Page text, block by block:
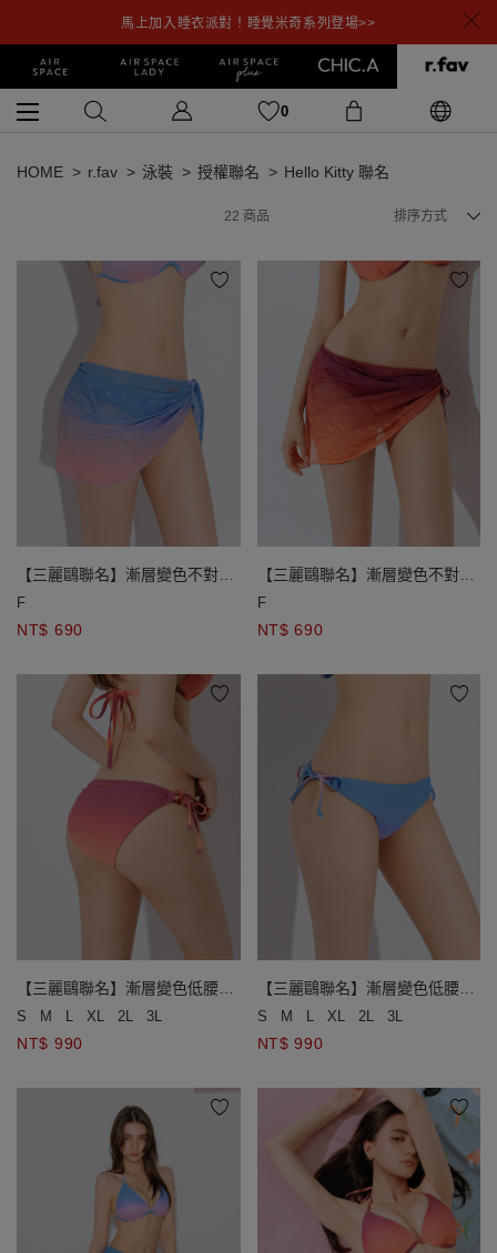
馬上加入睡衣派對！睡覺米奇系列登場>>
0
HOME r.fav 泳裝 授權聯名 Hello Kitty 聯名
22 商品 排序方式
【三麗鷗聯名】漸層變色不對稱
側綁結外搭短裙
F
NT$ 690
【三麗鷗聯名】漸層變色不對稱
側綁結外搭短裙
F
NT$ 690
【三麗鷗聯名】漸層變色低腰側
綁帶泳褲
S M L XL 2L 3L
NT$ 990
【三麗鷗聯名】漸層變色低腰側
綁帶泳褲
S M L XL 2L 3L
NT$ 990